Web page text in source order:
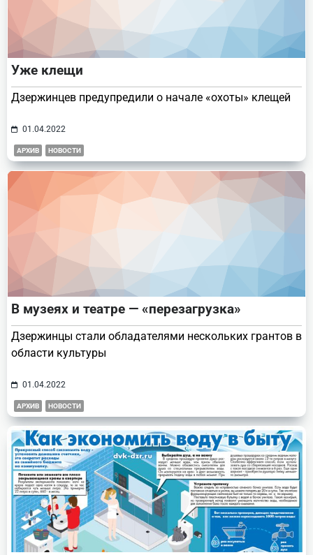
Уже клещи
Дзержинцев предупредили о начале «охоты» клещей
01.04.2022
АРХИВ НОВОСТИ
В музеях и театре — «перезагрузка»
Дзержинцы стали обладателями нескольких грантов в
области культуры
01.04.2022
АРХИВ НОВОСТИ